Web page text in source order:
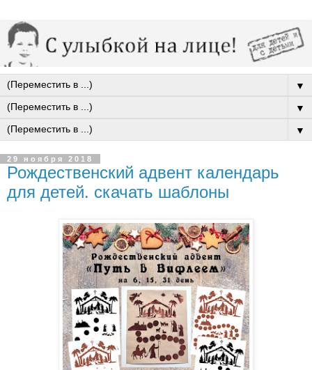
▼
▼
▼
29 ноября 2018
Рождественский адвент календарь
для детей. скачать шаблоны